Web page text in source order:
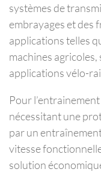
systèmes de
embrayages et des
applications telles
machines
applications vélo-
Pour
nécessitant une
par un
vitesse
solution